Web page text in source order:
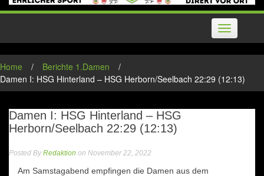
Toggle
navigation
Home / Berichte 1.Damen
/
Damen I: HSG Hinterland – HSG Herborn/Seelbach 22:29 (12:13)
Damen I: HSG Hinterland – HSG
Herborn/Seelbach 22:29 (12:13)
Posted ByRedaktion on November 22, 2022
Am Samstagabend empfingen die Damen aus dem